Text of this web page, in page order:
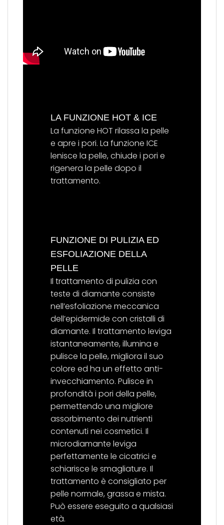
LA FUNZIONE HOT & ICE
La funzione HOT rilassa la pelle
e apre i pori. La funzione ICE
lenisce la pelle, chiude i pori e
rigenera la pelle dopo il
trattamento.
FUNZIONE DI PULIZIA ED
ESFOLIAZIONE DELLA
PELLE
Il trattamento di pulizia con
teste di diamante consiste
nell’esfoliazione meccanica
dell’epidermide con cristalli di
diamante. Il trattamento leviga
istantaneamente, illumina e
pulisce la pelle, migliora il suo
colore ed ha un effetto anti-
invecchiamento. Pulisce in
profondità i pori della pelle,
permettendo una migliore
assorbimento dei nutrienti
contenuti nei cosmetici. Il
microdiamante leviga
perfettamente le cicatrici e
schiarisce le smagliature. Il
trattamento è consigliato per
pelle normale, grassa e mista.
Può essere eseguito a qualsiasi
età.